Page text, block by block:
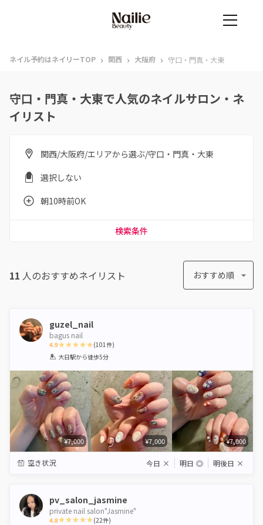
ネイル予約はネイリーTOP › 関西 › 大阪府 › 守口・門真・大東
守口・門真・大東で人気のネイルサロン・ネ
イリスト
関西/大阪府/エリアから選ぶ/守口・門真・大東
選択しない
朝10時前OK
検索条件
11 人のおすすめネイリスト おすすめ順
guzel_nail
bagus nail
4.9
1 2 3 4 5
(101件)
大日駅から徒歩5分
¥7,000 ¥7,000 ¥7,000
空き状況 今日 × 明日 ◎ 明後日 ×
pv_salon_jasmine
private nail salon"Jasmine"
4.8 (22件)